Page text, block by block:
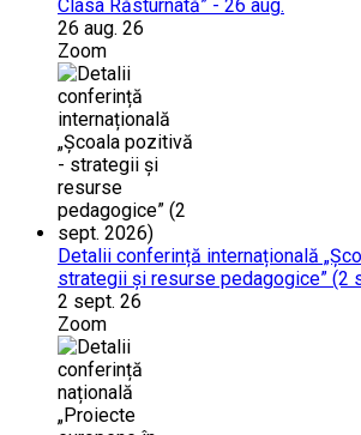
Clasa Răsturnată” - 26 aug.
26 aug. 26
Zoom
Detalii conferință internațională
strategii și resurse pedagogice” (2
2 sept. 26
Zoom